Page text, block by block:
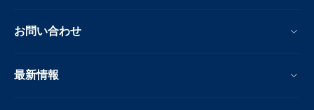
お問い合わせ
最新情報